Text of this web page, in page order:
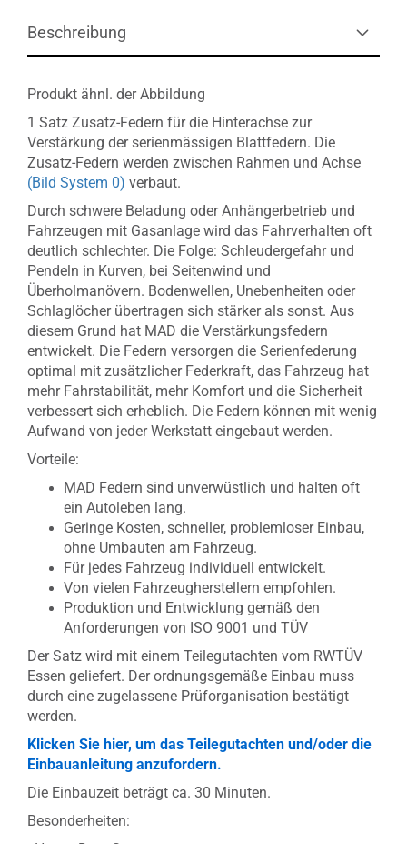
Beschreibung
Produkt ähnl. der Abbildung
1 Satz Zusatz-Federn für die Hinterachse zur
Verstärkung der serienmässigen Blattfedern. Die
Zusatz-Federn werden zwischen Rahmen und Achse
(Bild System 0) verbaut.
Durch schwere Beladung oder Anhängerbetrieb und
Fahrzeugen mit Gasanlage wird das Fahrverhalten oft
deutlich schlechter. Die Folge: Schleudergefahr und
Pendeln in Kurven, bei Seitenwind und
Überholmanövern. Bodenwellen, Unebenheiten oder
Schlaglöcher übertragen sich stärker als sonst. Aus
diesem Grund hat MAD die Verstärkungsfedern
entwickelt. Die Federn versorgen die Serienfederung
optimal mit zusätzlicher Federkraft, das Fahrzeug hat
mehr Fahrstabilität, mehr Komfort und die Sicherheit
verbessert sich erheblich. Die Federn können mit wenig
Aufwand von jeder Werkstatt eingebaut werden.
Vorteile:
MAD Federn sind unverwüstlich und halten oft
ein Autoleben lang.
Geringe Kosten, schneller, problemloser Einbau,
ohne Umbauten am Fahrzeug.
Für jedes Fahrzeug individuell entwickelt.
Von vielen Fahrzeugherstellern empfohlen.
Produktion und Entwicklung gemäß den
Anforderungen von ISO 9001 und TÜV
Der Satz wird mit einem Teilegutachten vom RWTÜV
Essen geliefert. Der ordnungsgemäße Einbau muss
durch eine zugelassene Prüforganisation bestätigt
werden.
Klicken Sie hier, um das Teilegutachten und/oder die
Einbauanleitung anzufordern.
Die Einbauzeit beträgt ca. 30 Minuten.
Besonderheiten: